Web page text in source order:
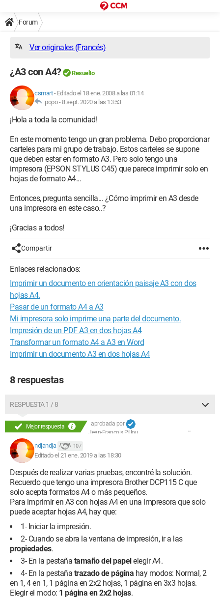
Forum
Ver originales (Francés)
¿A3 con A4? Resuelto
csmart- Editado el 18 ene. 2008 a las 01:14
popo -8 sept. 2020 a las 13:53
¡Hola a toda la comunidad!
En este momento tengo un gran problema. Debo proporcionar
carteles para mi grupo de trabajo. Estos carteles se supone
que deben estar en formato A3. Pero solo tengo una
impresora (EPSON STYLUS C45) que parece imprimir solo en
hojas de formato A4...
Entonces, pregunta sencilla... ¿Cómo imprimir en A3 desde
una impresora en este caso..?
¡Gracias a todos!
Compartir
Enlaces relacionados:
Imprimir un documento en orientación paisaje A3 con dos
hojas A4.
Pasar de un formato A4 a A3
Mi impresora solo imprime una parte del documento.
Impresión de un PDF A3 en dos hojas A4
Transformar un formato A4 a A3 en Word
Imprimir un documento A3 en dos hojas A4
8 respuestas
RESPUESTA 1 / 8
Mejor respuesta
aprobada por
Jean-François Pillou
ndjandja 107
Editado el 21 ene. 2019 a las 18:30
Después de realizar varias pruebas, encontré la solución.
Recuerdo que tengo una impresora Brother DCP115 C que
solo acepta formatos A4 o más pequeños.
Para imprimir en A3 con hojas A4 en una impresora que solo
puede aceptar hojas A4, hay que:
1- Iniciar la impresión.
2- Cuando se abra la ventana de impresión, ir a las
propiedades.
3- En la pestaña tamaño del papelelegir A4.
4- En la pestaña trazado de página hay modos: Normal, 2
en 1, 4 en 1, 1 página en 2x2 hojas, 1 página en 3x3 hojas.
Elegir el modo: 1 página en 2x2 hojas.